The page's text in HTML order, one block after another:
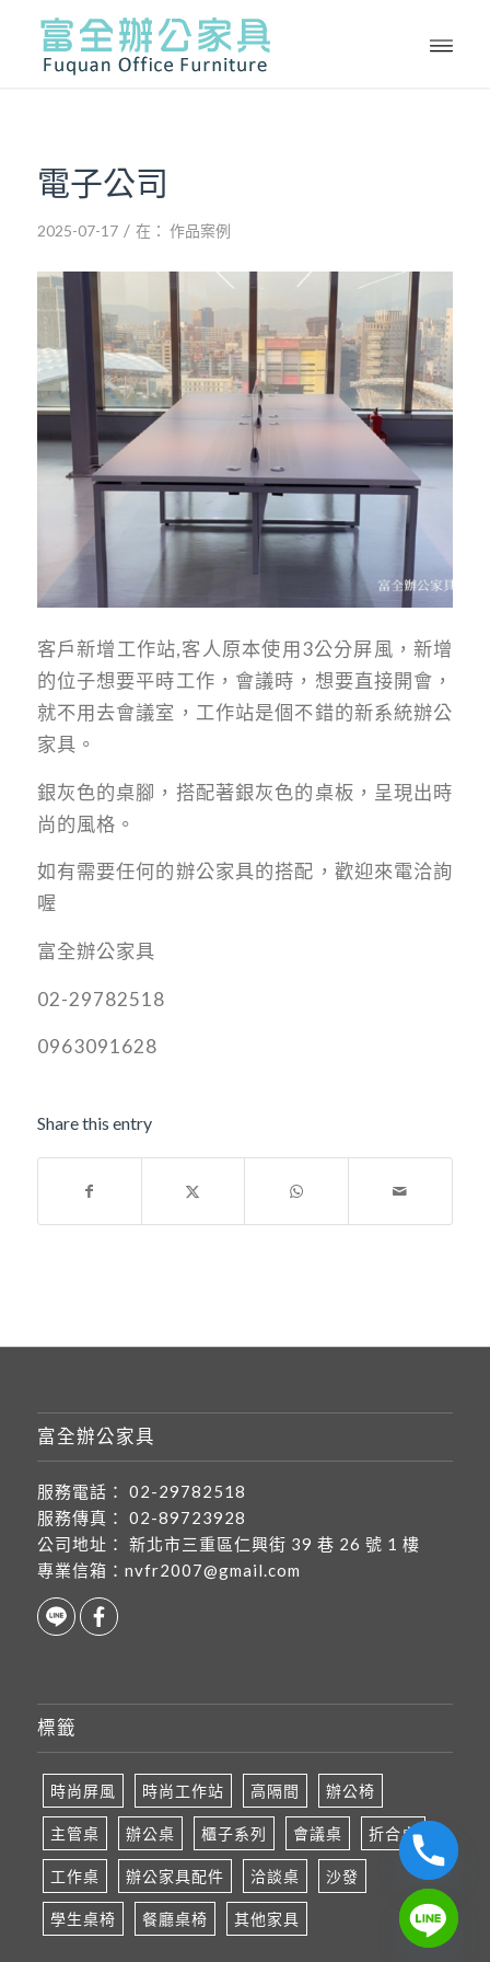
電子公司
2025-07-17 / 在： 作品案例
客戶新增工作站,客人原本使用3公分屏風，新增
的位子想要平時工作，會議時，想要直接開會，
就不用去會議室，工作站是個不錯的新系統辦公
家具。
銀灰色的桌腳，搭配著銀灰色的桌板，呈現出時
尚的風格。
如有需要任何的辦公家具的搭配，歡迎來電洽詢
喔
富全辦公家具
02-29782518
0963091628
Share this entry
富全辦公家具
服務電話：
02-29782518
服務傳真：
02-89723928
公司地址：
新北市三重區仁興街 39 巷 26 號 1 樓
專業信箱： nvfr2007@gmail.com
標籤
時尚屏風 時尚工作站 高隔間 辦公椅
主管桌 辦公桌 櫃子系列 會議桌 折合桌
工作桌 辦公家具配件 洽談桌 沙發
學生桌椅 餐廳桌椅 其他家具